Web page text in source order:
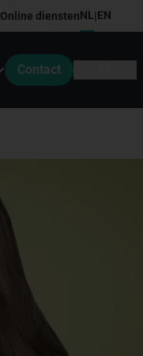
Online dienstenNL|EN
Contact